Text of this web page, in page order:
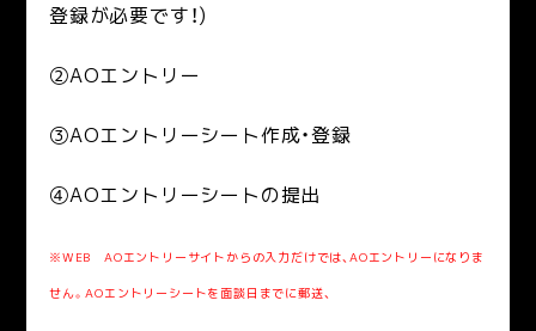
登録が必要です！)
②AOエントリー
③AOエントリーシート作成・登録
④AOエントリーシートの提出
※WEB AOエントリーサイトからの入力だけでは、AOエントリーになりま
せん。AOエントリーシートを面談日までに郵送、